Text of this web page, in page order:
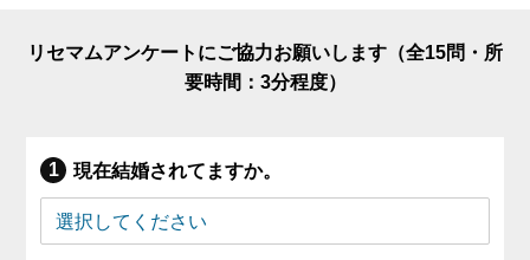
リセマムアンケートにご協力お願いします（全15問・所
要時間：3分程度）
現在結婚されてますか。